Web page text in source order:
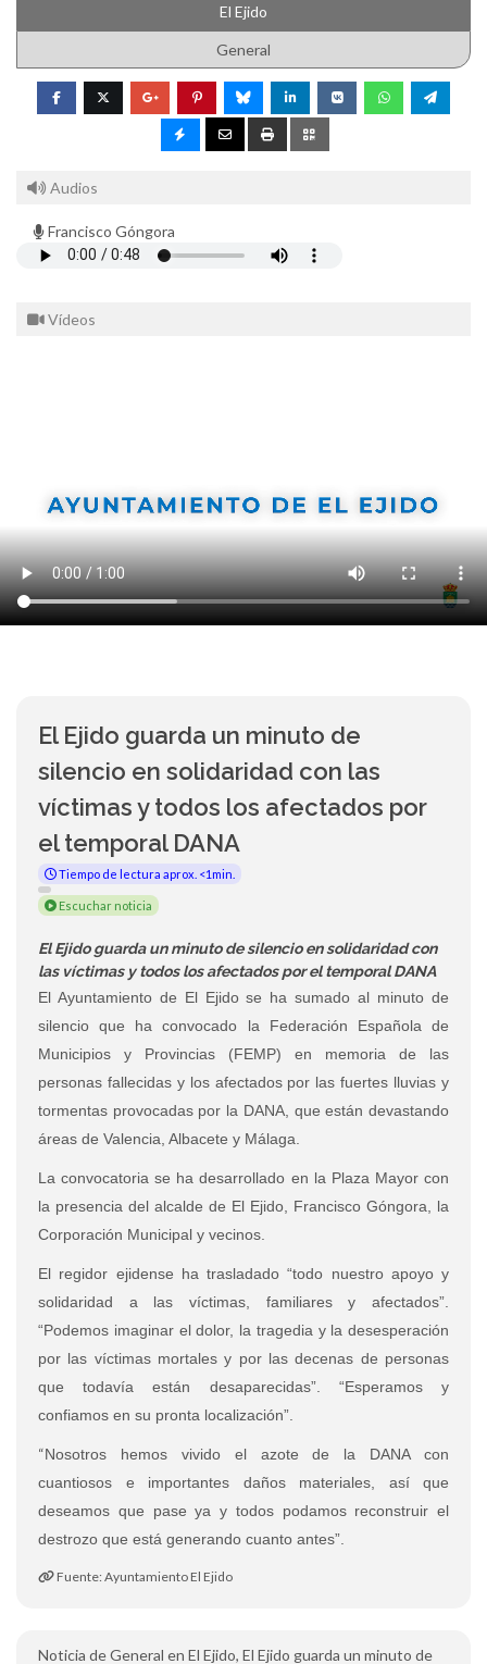
El Ejido
General
Audios
Francisco Góngora
Vídeos
El Ejido guarda un minuto de
silencio en solidaridad con las
víctimas y todos los afectados por
el temporal DANA
Tiempo de lectura aprox. <1min.
Escuchar noticia
El Ejido guarda un minuto de silencio en solidaridad con
las víctimas y todos los afectados por el temporal DANA
El Ayuntamiento de El Ejido se ha sumado al minuto de
silencio que ha convocado la Federación Española de
Municipios y Provincias (FEMP) en memoria de las
personas fallecidas y los afectados por las fuertes lluvias y
tormentas provocadas por la DANA, que están devastando
áreas de Valencia, Albacete y Málaga.
La convocatoria se ha desarrollado en la Plaza Mayor con
la presencia del alcalde de El Ejido, Francisco Góngora, la
Corporación Municipal y vecinos.
El regidor ejidense ha trasladado “todo nuestro apoyo y
solidaridad a las víctimas, familiares y afectados”.
“Podemos imaginar el dolor, la tragedia y la desesperación
por las víctimas mortales y por las decenas de personas
que todavía están desaparecidas”. “Esperamos y
confiamos en su pronta localización”.
“Nosotros hemos vivido el azote de la DANA con
cuantiosos e importantes daños materiales, así que
deseamos que pase ya y todos podamos reconstruir el
destrozo que está generando cuanto antes”.
Fuente: Ayuntamiento El Ejido
Noticia de General en El Ejido, El Ejido guarda un minuto de